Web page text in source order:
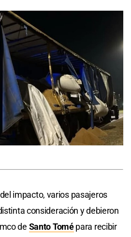
impacto, varios pasajeros
consideración y debieron
de Santo Tomé para recibir